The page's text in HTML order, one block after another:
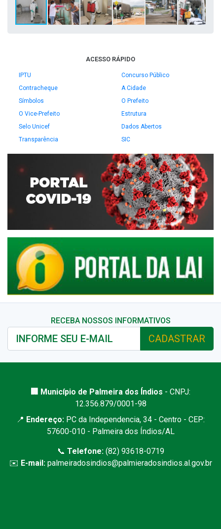
ACESSO RÁPIDO
IPTU
Concurso Público
Contracheque
A Cidade
Símbolos
O Prefeito
O Vice-Prefeito
Estrutura
Selo Unicef
Dados Abertos
Transparência
SIC
RECEBA NOSSOS INFORMATIVOS
CADASTRAR
🏢 Município de Palmeira dos Índios - CNPJ:
12.356.879/0001-98
📍 Endereço: PC da Independencia, 34 - Centro - CEP:
57600-010 - Palmeira dos Índios/AL
📞 Telefone:(82) 93618-0719
✉️ E-mail: palmeiradosindios@palmieradosindios.al.gov.br